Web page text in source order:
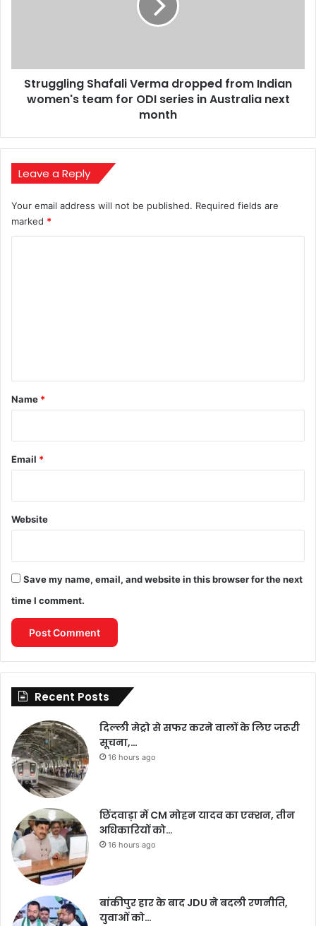
for
ODI
series
next
Struggling Shafali Verma dropped from Indian
women's team for ODI series in Australia next
month
Leave a Reply
Your email address will not be published. Required fields are
marked *
*
Name *
Email *
Website
Save my name, email, and website in this browser for the next
time I comment.
Recent Posts
दिल्ली मेट्रो से सफर करने वालों के लिए जरूरी
सूचना,…
16 hours ago
छिंदवाड़ा में CM मोहन यादव का एक्शन, तीन
अधिकारियों को…
16 hours ago
बांकीपुर हार के बाद JDU ने बदली रणनीति,
युवाओं को…